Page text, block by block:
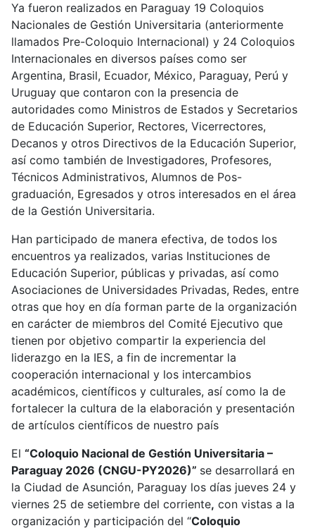
Ya fueron realizados en Paraguay 19 Coloquios
Nacionales de Gestión Universitaria (anteriormente
llamados Pre-Coloquio Internacional) y 24 Coloquios
Internacionales en diversos países como ser
Argentina, Brasil, Ecuador, México, Paraguay, Perú y
Uruguay que contaron con la presencia de
autoridades como Ministros de Estados y Secretarios
de Educación Superior, Rectores, Vicerrectores,
Decanos y otros Directivos de la Educación Superior,
así como también de Investigadores, Profesores,
Técnicos Administrativos, Alumnos de Pos-
graduación, Egresados y otros interesados en el área
de la Gestión Universitaria.
Han participado de manera efectiva, de todos los
encuentros ya realizados, varias Instituciones de
Educación Superior, públicas y privadas, así como
Asociaciones de Universidades Privadas, Redes, entre
otras que hoy en día forman parte de la organización
en carácter de miembros del Comité Ejecutivo que
tienen por objetivo compartir la experiencia del
liderazgo en la IES, a fin de incrementar la
cooperación internacional y los intercambios
académicos, científicos y culturales, así como la de
fortalecer la cultura de la elaboración y presentación
de artículos científicos de nuestro país
El “Coloquio Nacional de Gestión Universitaria –
Paraguay 2026 (CNGU-PY2026)” se desarrollará en
la Ciudad de Asunción, Paraguay los días jueves 24 y
viernes 25 de setiembre del corriente, con vistas a la
organización y participación del “Coloquio